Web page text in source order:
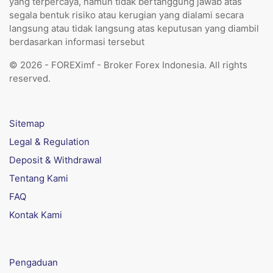
segala bentuk risiko atau kerugian yang dialami secara
langsung atau tidak langsung atas keputusan yang diambil
berdasarkan informasi tersebut
© 2026 - FOREXimf - Broker Forex Indonesia. All rights
reserved.
Sitemap
Legal & Regulation
Deposit & Withdrawal
Tentang Kami
FAQ
Kontak Kami
Pengaduan